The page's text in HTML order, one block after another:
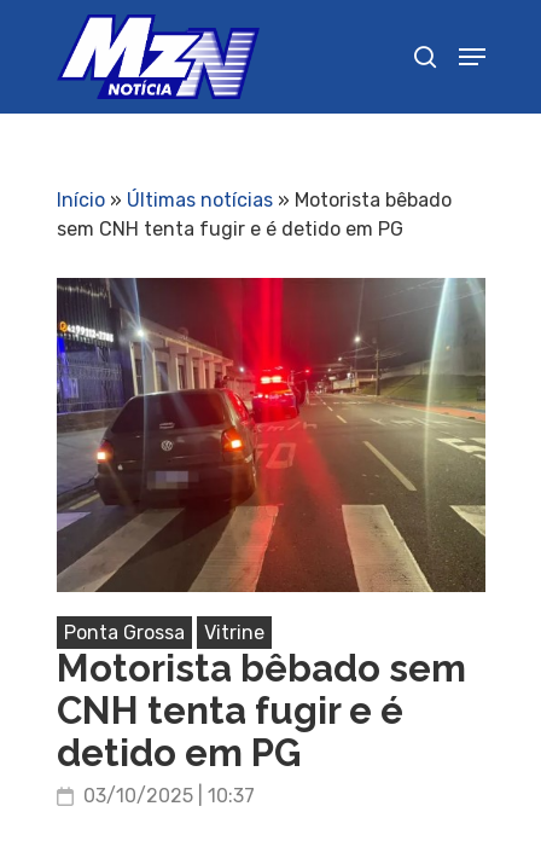
Início» Últimas notícias» Motorista bêbado
sem CNH tenta fugir e é detido em PG
Ponta Grossa Vitrine
Motorista bêbado sem
CNH tenta fugir e é
detido em PG
03/10/2025 | 10:37